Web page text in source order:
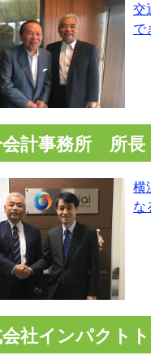
交
で
会計事務所 所
横
な
会社インパクト